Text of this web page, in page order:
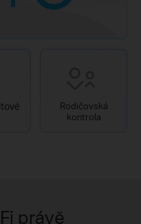
Rodičovská
kontrola
právě